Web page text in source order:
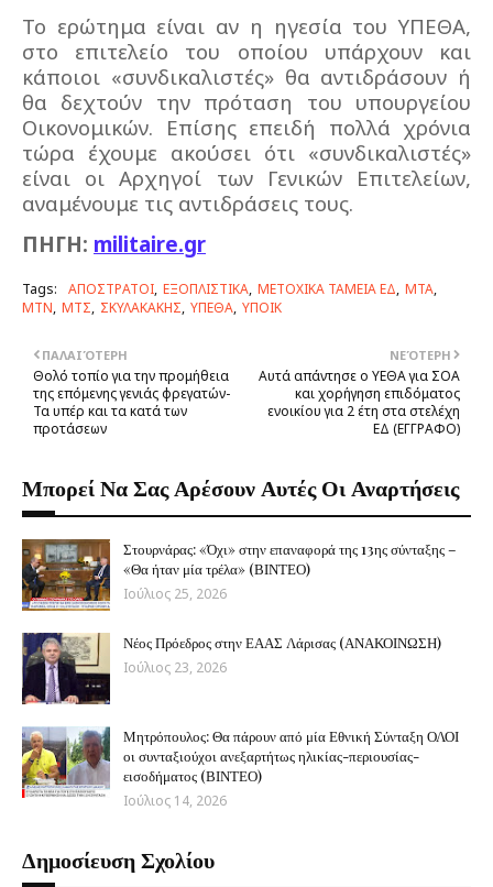
Το ερώτημα είναι αν η ηγεσία του ΥΠΕΘΑ,
στο επιτελείο του οποίου υπάρχουν και
κάποιοι «συνδικαλιστές» θα αντιδράσουν ή
θα δεχτούν την πρόταση του υπουργείου
Οικονομικών. Επίσης επειδή πολλά χρόνια
τώρα έχουμε ακούσει ότι «συνδικαλιστές»
είναι οι Αρχηγοί των Γενικών Επιτελείων,
αναμένουμε τις αντιδράσεις τους.
ΠΗΓΗ: militaire.gr
Tags: ΑΠΟΣΤΡΑΤΟΙ ΕΞΟΠΛΙΣΤΙΚΑ ΜΕΤΟΧΙΚΑ ΤΑΜΕΙΑ ΕΔ ΜΤΑ
ΜΤΝ ΜΤΣ ΣΚΥΛΑΚΑΚΗΣ ΥΠΕΘΑ ΥΠΟΙΚ
ΝΕΌΤΕΡΗ
Αυτά απάντησε ο ΥΕΘΑ για ΣΟΑ
και χορήγηση επιδόματος
ενοικίου για 2 έτη στα στελέχη
ΕΔ (ΕΓΓΡΑΦΟ)
ΠΑΛΑΙΌΤΕΡΗ
Θολό τοπίο για την προμήθεια
της επόμενης γενιάς φρεγατών-
Τα υπέρ και τα κατά των
προτάσεων
Μπορεί Να Σας Αρέσουν Αυτές Οι Αναρτήσεις
Στουρνάρας: «Όχι» στην επαναφορά της 13ης σύνταξης –
«Θα ήταν μία τρέλα» (ΒΙΝΤΕΟ)
Ιούλιος 25, 2026
Νέος Πρόεδρος στην ΕΑΑΣ Λάρισας (ΑΝΑΚΟΙΝΩΣΗ)
Ιούλιος 23, 2026
Μητρόπουλος: Θα πάρουν από μία Εθνική Σύνταξη ΟΛΟΙ
οι συνταξιούχοι ανεξαρτήτως ηλικίας-περιουσίας-
εισοδήματος (ΒΙΝΤΕΟ)
Ιούλιος 14, 2026
Δημοσίευση Σχολίου